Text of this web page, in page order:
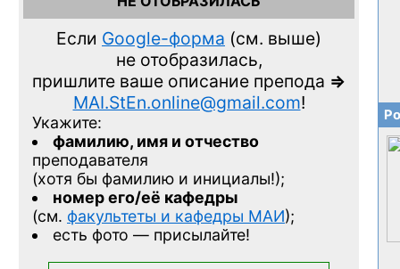
Если Google-форма (см. выше)
не отобразилась,
пришлите ваше описание препода =>
MAI.StEn.online@gmail.com!
Укажите:
фамилию, имя и отчество
преподавателя
(хотя бы фамилию и инициалы!);
номер его/её кафедры
(см. факультеты и кафедры МАИ);
есть фото — присылайте!